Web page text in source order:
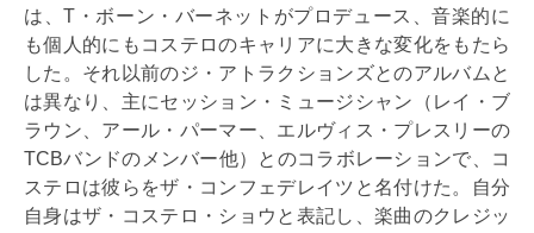
は、T・ボーン・バーネットがプロデュース、音楽的に
も個人的にもコステロのキャリアに大きな変化をもたら
した。それ以前のジ・アトラクションズとのアルバムと
は異なり、主にセッション・ミュージシャン（レイ・ブ
ラウン、アール・パーマー、エルヴィス・プレスリーの
TCBバンドのメンバー他）とのコラボレーションで、コ
ステロは彼らをザ・コンフェデレイツと名付けた。自分
自身はザ・コステロ・ショウと表記し、楽曲のクレジッ